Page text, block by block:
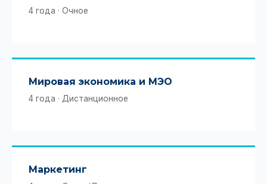
4 года · Очное
Мировая экономика и МЭО
4 года · Дистанционное
Маркетинг